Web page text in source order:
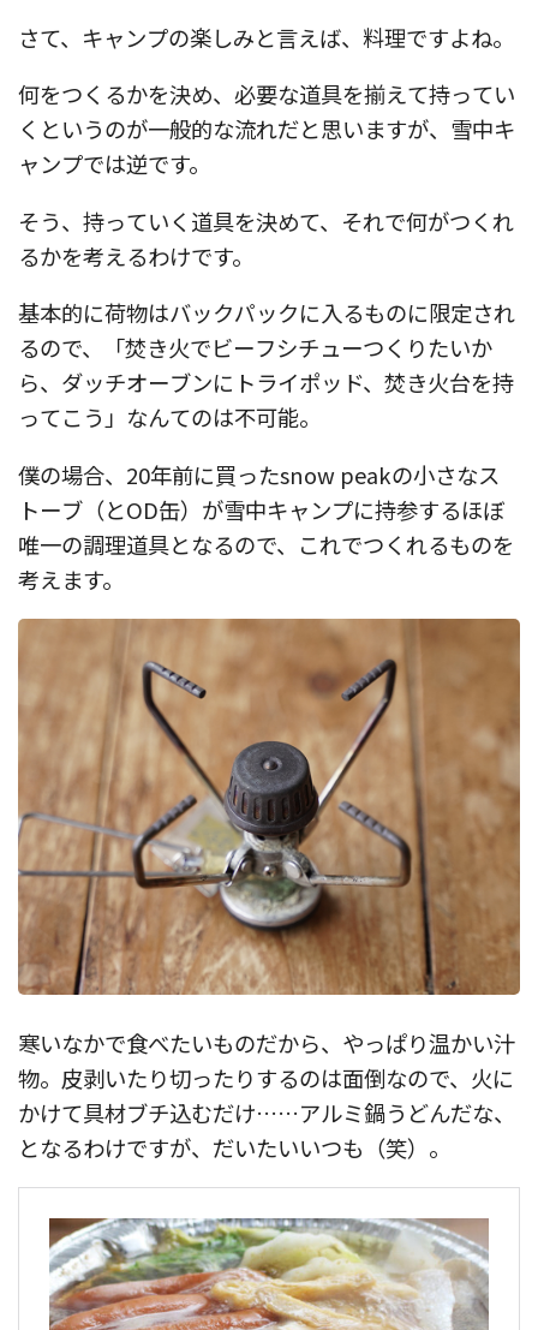
さて、キャンプの楽しみと言えば、料理ですよね。
何をつくるかを決め、必要な道具を揃えて持ってい
くというのが一般的な流れだと思いますが、雪中キ
ャンプでは逆です。
そう、持っていく道具を決めて、それで何がつくれ
るかを考えるわけです。
基本的に荷物はバックパックに入るものに限定され
るので、「焚き火でビーフシチューつくりたいか
ら、ダッチオーブンにトライポッド、焚き火台を持
ってこう」なんてのは不可能。
僕の場合、20年前に買ったsnow peakの小さなス
トーブ（とOD缶）が雪中キャンプに持参するほぼ
唯一の調理道具となるので、これでつくれるものを
考えます。
寒いなかで食べたいものだから、やっぱり温かい汁
物。皮剥いたり切ったりするのは面倒なので、火に
かけて具材ブチ込むだけ……アルミ鍋うどんだな、
となるわけですが、だいたいいつも（笑）。